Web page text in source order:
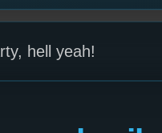
hell yeah!